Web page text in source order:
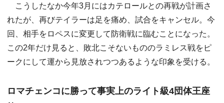
こうしたなか今年3月にはカテロールとの再戦が計画さ
れたが、再びテイラーは足を痛め、試合をキャンセル。今
回、相手をロペスに変更して防衛戦に臨むことになった。
この2年だけ見ると、敗北こそないもののラミレス戦をピ
ークにして運から見放されつつあるような印象を受ける。
ロマチェンコに勝って事実上のライト級4団体王座